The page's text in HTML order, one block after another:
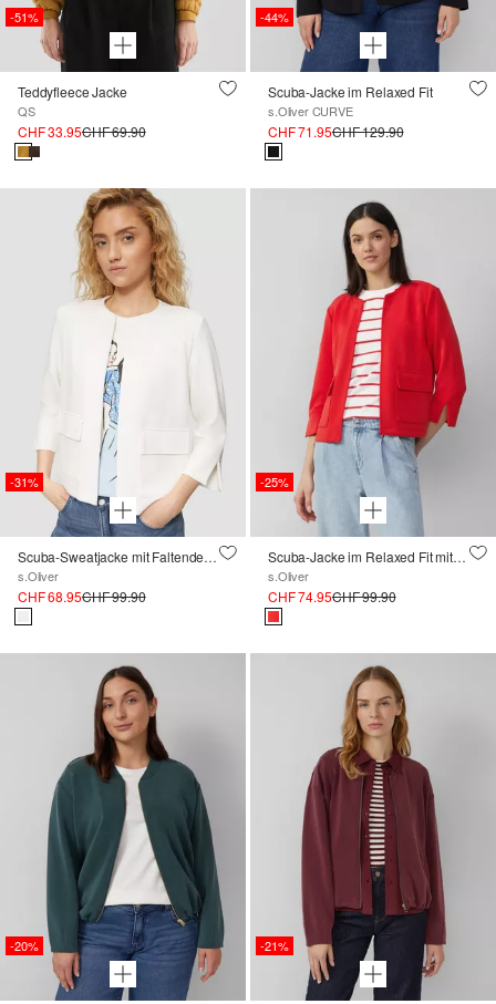
-51%
Teddyfleece Jacke
QS
CHF 33.95CHF 69.90
-44%
Scuba-Jacke im Relaxed Fit
s.Oliver CURVE
CHF 71.95CHF 129.90
-31%
Scuba-Sweatjacke mit Faltendetail
s.Oliver
CHF 68.95CHF 99.90
-25%
Scuba-Jacke im Relaxed Fit mit 3/4-Ärmeln
s.Oliver
CHF 74.95CHF 99.90
-20% -21%